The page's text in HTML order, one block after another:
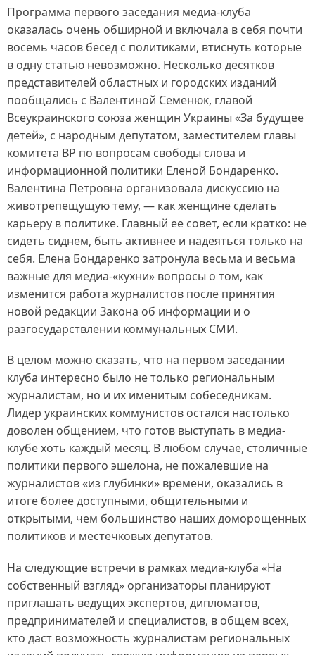
Программа первого заседания медиа-клуба
оказалась очень обширной и включала в себя почти
восемь часов бесед с политиками, втиснуть которые
в одну статью невозможно. Несколько десятков
представителей областных и городских изданий
пообщались с Валентиной Семенюк, главой
Всеукраинского союза женщин Украины «За будущее
детей», с народным депутатом, заместителем главы
комитета ВР по вопросам свободы слова и
информационной политики Еленой Бондаренко.
Валентина Петровна организовала дискуссию на
животрепещущую тему, — как женщине сделать
карьеру в политике. Главный ее совет, если кратко: не
сидеть сиднем, быть активнее и надеяться только на
себя. Елена Бондаренко затронула весьма и весьма
важные для медиа-«кухни» вопросы о том, как
изменится работа журналистов после принятия
новой редакции Закона об информации и о
разгосударствлении коммунальных СМИ.
В целом можно сказать, что на первом заседании
клуба интересно было не только региональным
журналистам, но и их именитым собеседникам.
Лидер украинских коммунистов остался настолько
доволен общением, что готов выступать в медиа-
клубе хоть каждый месяц. В любом случае, столичные
политики первого эшелона, не пожалевшие на
журналистов «из глубинки» времени, оказались в
итоге более доступными, общительными и
открытыми, чем большинство наших доморощенных
политиков и местечковых депутатов.
На следующие встречи в рамках медиа-клуба «На
собственный взгляд» организаторы планируют
приглашать ведущих экспертов, дипломатов,
предпринимателей и специалистов, в общем всех,
кто даст возможность журналистам региональных